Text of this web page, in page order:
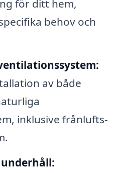
för ditt hem,
behov och
av både
inklusive frånlufts-